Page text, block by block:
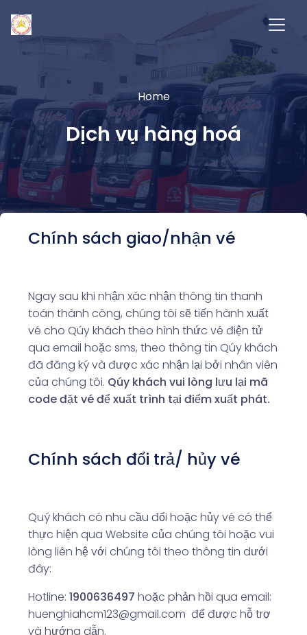
Home
Dịch vụ hàng hoá
Chính sách giao/nhận vé
Ngay sau khi nhận xác nhận thông tin thanh
toán thành công, chúng tôi sẽ tiến hành xuất
vé cho Qúy khách theo hình thức vé điện tử
qua email hoặc sms, theo thông tin Qúy khách
đã đăng ký và được xác nhận lại bởi nhân viên
của chúng tôi. Qúy khách vui lòng lưu lại mã
code đặt vé để xuất trình tại điểm xuất phát.
Chính sách đổi trả/ hủy vé
Quý khách có nhu cầu đổi hoặc hủy vé có thể
thực hiện qua Website của chúng tôi hoặc vui
lòng liên hệ với chúng tôi theo thông tin dưới
đây:
Hotline: 1900636497 hoặc phản hồi qua email:
huenghiahcm123@gmail.com để được hỗ trợ
và hướng dẫn.